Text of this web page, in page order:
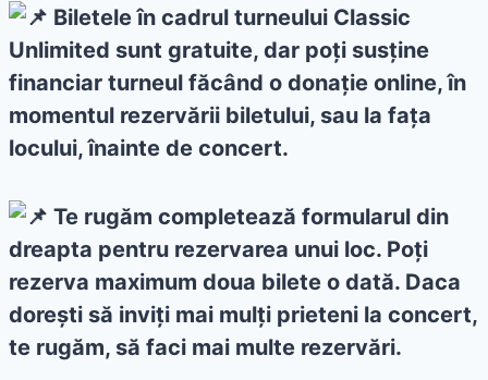
Biletele în cadrul turneului Classic
Unlimited sunt gratuite, dar poți susține
financiar turneul făcând o donație online, în
momentul rezervării biletului, sau la fața
locului, înainte de concert.
Te rugăm completează formularul din
dreapta pentru rezervarea unui loc. Poți
rezerva maximum doua bilete o dată. Daca
dorești să inviți mai mulți prieteni la concert,
te rugăm, să faci mai multe rezervări.